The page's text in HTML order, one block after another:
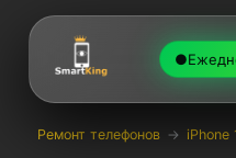
●
Ремонт телефонов → iPhone